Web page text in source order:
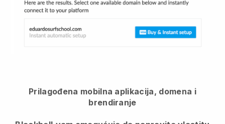
Prilagođena mobilna aplikacija, domena i
brendiranje